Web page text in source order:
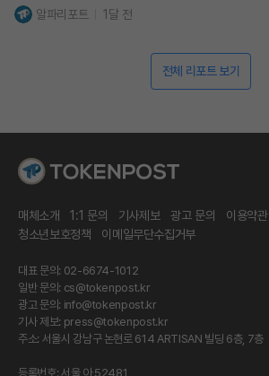
알파리포트 1달 전
전체 리포트 보기
매체소개 1:1 문의 기사제보 광고 문의 이용약관
청소년보호정책
이메일무단수집거부
대표 문의: 02-6674-1012
일반 문의: cs@tokenpost.kr
광고 문의: info@tokenpost.kr
기사 제보: press@tokenpost.kr
주소: 서울시 강남구 논현로 614 ARTISAN 빌딩 6층, 7층
등록번호: 서울 아 52481